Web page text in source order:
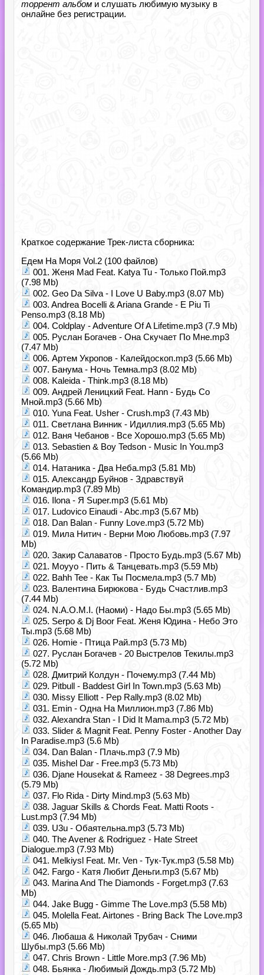
торрент альбом и слушать любимую музыку в
онлайне без регистрации.
Краткое содержание Трек-листа сборника:
Едем На Моря Vol.2 (100 файлов)
001. Женя Mad Feat. Katya Tu - Только Пой.mp3
(7.98 Mb)
002. Geo Da Silva - I Love U Baby.mp3 (8.07 Mb)
003. Andrea Bocelli & Ariana Grande - E Piu Ti
Penso.mp3 (8.18 Mb)
004. Coldplay - Adventure Of A Lifetime.mp3 (7.9 Mb)
005. Руслан Богачев - Она Скучает По Мне.mp3
(7.47 Mb)
006. Артем Укропов - Калейдоскоп.mp3 (5.66 Mb)
007. Банума - Ночь Темна.mp3 (8.02 Mb)
008. Kaleida - Think.mp3 (8.18 Mb)
009. Андрей Леницкий Feat. Hann - Будь Со
Мной.mp3 (5.66 Mb)
010. Yuna Feat. Usher - Crush.mp3 (7.43 Mb)
011. Светлана Винник - Идиллия.mp3 (5.65 Mb)
012. Ваня Чебанов - Все Хорошо.mp3 (5.65 Mb)
013. Sebastien & Boy Tedson - Music In You.mp3
(5.66 Mb)
014. Натаника - Два Неба.mp3 (5.81 Mb)
015. Александр Буйнов - Здравствуй
Командир.mp3 (7.89 Mb)
016. Ilona - Я Super.mp3 (5.61 Mb)
017. Ludovico Einaudi - Abc.mp3 (5.67 Mb)
018. Dan Balan - Funny Love.mp3 (5.72 Mb)
019. Мила Нитич - Верни Мою Любовь.mp3 (7.97
Mb)
020. Закир Салаватов - Просто Будь.mp3 (5.67 Mb)
021. Moyyo - Пить & Танцевать.mp3 (5.59 Mb)
022. Bahh Tee - Как Ты Посмела.mp3 (5.7 Mb)
023. Валентина Бирюкова - Будь Счастлив.mp3
(7.44 Mb)
024. N.A.O.M.I. (Наоми) - Надо Бы.mp3 (5.65 Mb)
025. Serpo & Dj Boor Feat. Женя Юдина - Небо Это
Ты.mp3 (5.68 Mb)
026. Homie - Птица Рай.mp3 (5.73 Mb)
027. Руслан Богачев - 20 Выстрелов Текилы.mp3
(5.72 Mb)
028. Дмитрий Колдун - Почему.mp3 (7.44 Mb)
029. Pitbull - Baddest Girl In Town.mp3 (5.63 Mb)
030. Missy Elliott - Pep Rally.mp3 (8.02 Mb)
031. Emin - Одна На Миллион.mp3 (7.86 Mb)
032. Alexandra Stan - I Did It Mama.mp3 (5.72 Mb)
033. Slider & Magnit Feat. Penny Foster - Another Day
In Paradise.mp3 (5.6 Mb)
034. Dan Balan - Плачь.mp3 (7.9 Mb)
035. Mishel Dar - Free.mp3 (5.73 Mb)
036. Djane Housekat & Rameez - 38 Degrees.mp3
(5.79 Mb)
037. Flo Rida - Dirty Mind.mp3 (5.63 Mb)
038. Jaguar Skills & Chords Feat. Matti Roots -
Lust.mp3 (7.94 Mb)
039. U3u - Обаятельна.mp3 (5.73 Mb)
040. The Avener & Rodriguez - Hate Street
Dialogue.mp3 (7.93 Mb)
041. Melkiysl Feat. Mr. Ven - Тук-Тук.mp3 (5.58 Mb)
042. Fargo - Катя Любит Деньги.mp3 (5.67 Mb)
043. Marina And The Diamonds - Forget.mp3 (7.63
Mb)
044. Jake Bugg - Gimme The Love.mp3 (5.58 Mb)
045. Molella Feat. Airtones - Bring Back The Love.mp3
(5.65 Mb)
046. Любаша & Николай Трубач - Сними
Шубы.mp3 (5.66 Mb)
047. Chris Brown - Little More.mp3 (7.96 Mb)
048. Бьянка - Любимый Дождь.mp3 (5.72 Mb)